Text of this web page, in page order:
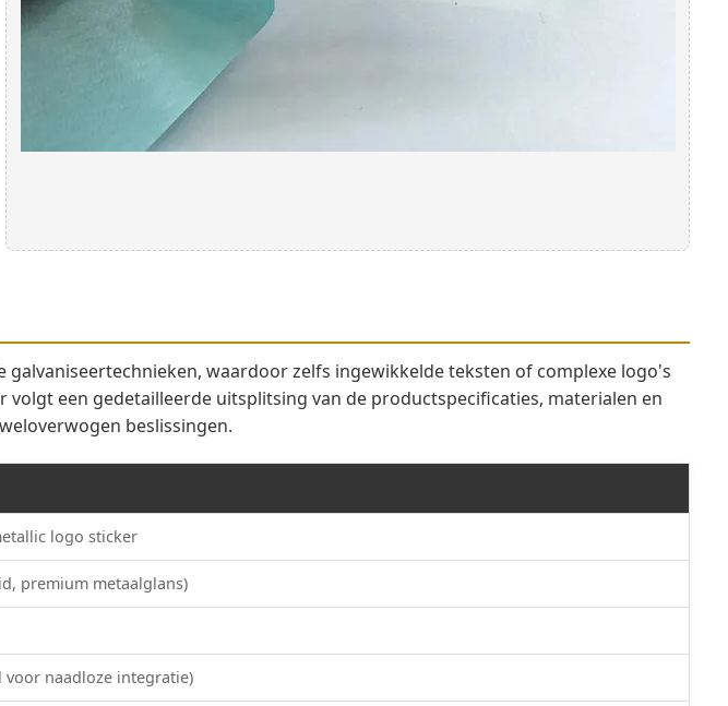
waardoor zelfs ingewikkelde teksten of complexe logo's
een gedetailleerde uitsplitsing van de productspecificaties, materialen en
beslissingen.
logo sticker
premium metaalglans)
voor naadloze integratie)